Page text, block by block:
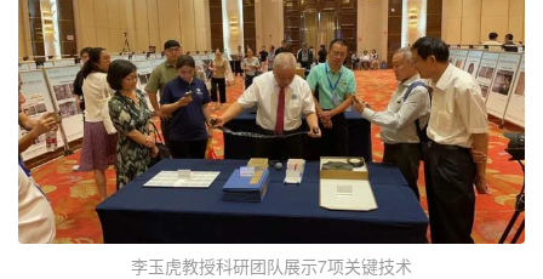
李玉虎教授科研团队展示7项关键技术